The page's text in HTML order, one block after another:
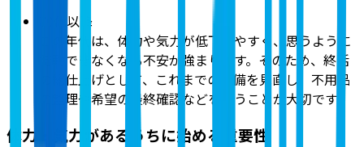
70代以降
この年代は、体力や気力が低下しやすく、思うように
行動できなくなる不安が強まります。そのため、終活
の総仕上げとして、これまでの準備を見直し、不用品
の整理や希望の最終確認などを行うことが大切です。
体力・気力があるうちに始める重要性